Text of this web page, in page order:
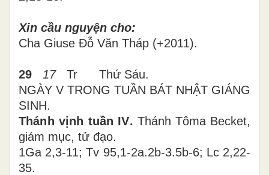
Xin cầu nguyện cho:
Cha Giuse Đỗ Văn Tháp (+2011).
29 17Tr Thứ Sáu.
NGÀY V TRONG TUẦN BÁT NHẬT GIÁNG
SINH.
Thánh vịnh tuần IV. Thánh Tôma Becket,
giám mục, tử đạo.
1Ga 2,3-11; Tv 95,1-2a.2b-3.5b-6; Lc 2,22-
35.